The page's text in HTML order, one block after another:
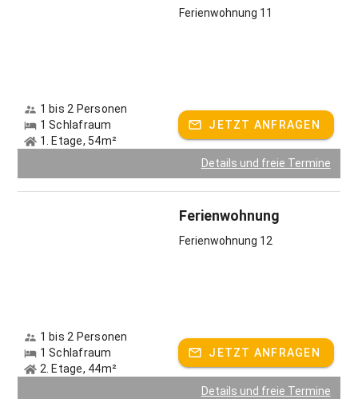
Ferienwohnung 11
1 bis 2 Personen
1 Schlafraum
1. Etage, 54m²
JETZT ANFRAGEN
Details und freie Termine
Ferienwohnung
Ferienwohnung 12
1 bis 2 Personen
1 Schlafraum
2. Etage, 44m²
JETZT ANFRAGEN
Details und freie Termine